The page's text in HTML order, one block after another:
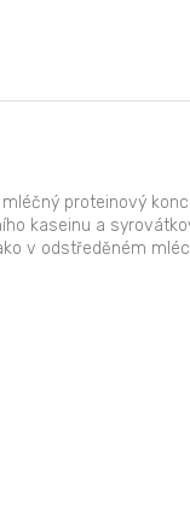
mléčný proteinový
kaseinu a
v odstředěném